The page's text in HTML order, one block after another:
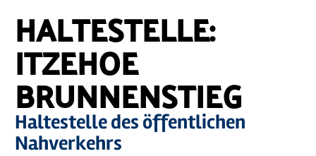
HALTESTELLE:
ITZEHOE
BRUNNENSTIEG
Haltestelle des öffentlichen
Nahverkehrs